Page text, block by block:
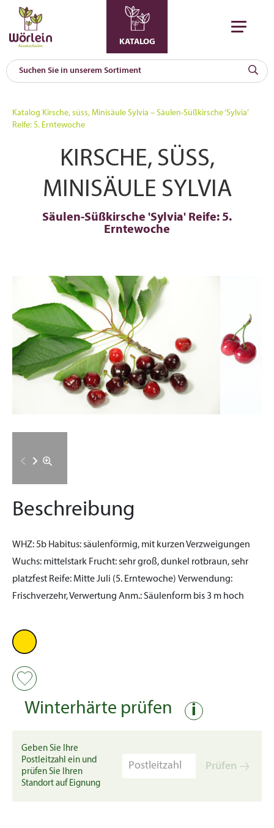
KATALOG
Katalog Kirsche, süss, Minisäule Sylvia – Säulen-Süßkirsche ‘Sylvia’
Reife: 5. Erntewoche
KIRSCHE, SÜSS,
MINISÄULE SYLVIA
Säulen-Süßkirsche 'Sylvia' Reife: 5.
Erntewoche
Beschreibung
WHZ:5b Habitus:säulenförmig, mit kurzen Verzweigungen
Wuchs: mittelstark Frucht:sehr groß, dunkel rotbraun, sehr
platzfest Reife: Mitte Juli (5. Erntewoche) Verwendung:
Frischverzehr, Verwertung Anm.:Säulenform bis 3 m hoch
Winterhärte prüfen i
Geben Sie Ihre
Postleitzahl ein und
prüfen Sie Ihren
Standort auf Eignung
Prüfen